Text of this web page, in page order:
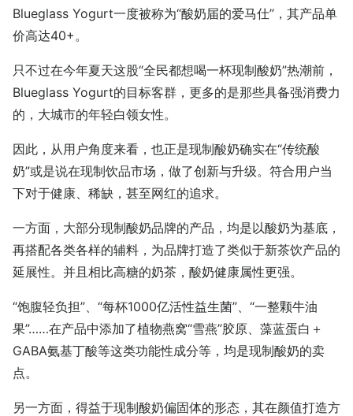
Blueglass Yogurt一度被称为“酸奶届的爱马仕”，其产品单
价高达40+。
只不过在今年夏天这股“全民都想喝一杯现制酸奶”热潮前，
Blueglass Yogurt的目标客群，更多的是那些具备强消费力
的，大城市的年轻白领女性。
因此，从用户角度来看，也正是现制酸奶确实在“传统酸
奶”或是说在现制饮品市场，做了创新与升级。符合用户当
下对于健康、稀缺，甚至网红的追求。
一方面，大部分现制酸奶品牌的产品，均是以酸奶为基底，
再搭配各类各样的辅料，为品牌打造了类似于新茶饮产品的
延展性。并且相比高糖的奶茶，酸奶健康属性更强。
“饱腹轻负担”、“每杯1000亿活性益生菌”、“一整颗牛油
果”……在产品中添加了植物燕窝“雪燕”胶原、藻蓝蛋白＋
GABA氨基丁酸等这类功能性成分等，均是现制酸奶的卖
点。
另一方面，得益于现制酸奶偏固体的形态，其在颜值打造方